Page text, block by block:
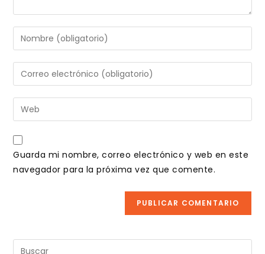
Introduce
tu
nombre
de
usuario
para
comentar
Introduce
tu
dirección
de
electrónico
para
comentar
Introduce
la
URL
de
Guarda mi nombre, correo electrónico y web en este
navegador para la próxima vez que comente.